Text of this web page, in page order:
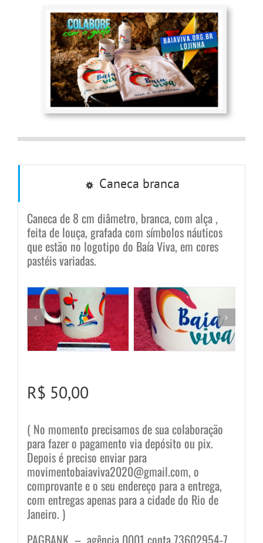
Caneca branca
Caneca de 8 cm diâmetro, branca, com alça ,
feita de louça, grafada com símbolos náuticos
que estão no logotipo do Baía Viva, em cores
pastéis variadas.
R$ 50,00
( No momento precisamos de sua colaboração
para fazer o pagamento via depósito ou pix.
Depois é preciso enviar para
movimentobaiaviva2020@gmail.com, o
comprovante e o seu endereço para a entrega,
com entregas apenas para a cidade do Rio de
Janeiro. )
PAGBANK – agência 0001 conta 73602954-7